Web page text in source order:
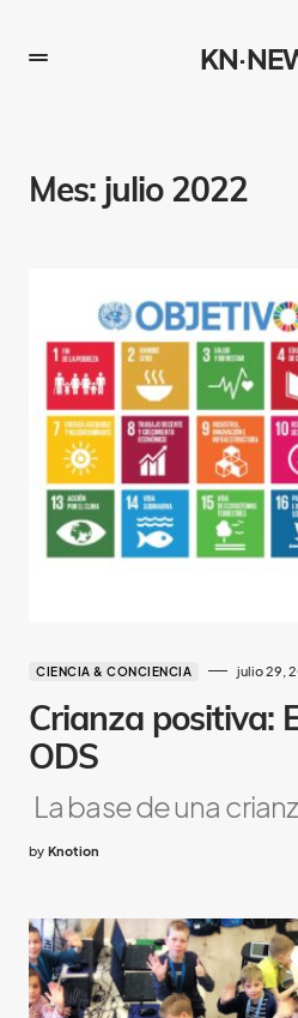
Mes: julio 2022
CIENCIA & CONCIENCIA julio 29,
Crianza positiva:
ODS
La base de una
by Knotion